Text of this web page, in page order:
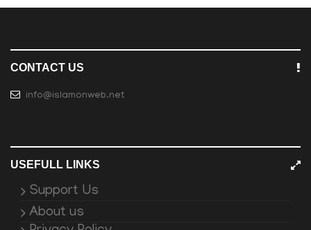
CONTACT US
info@islamonweb.net
USEFULL LINKS
Support Us
About us